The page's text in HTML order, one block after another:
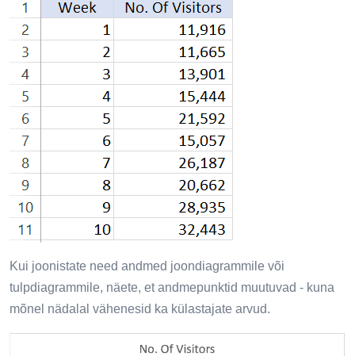
Kui joonistate need andmed joondiagrammile või
tulpdiagrammile, näete, et andmepunktid muutuvad - kuna
mõnel nädalal vähenesid ka külastajate arvud.